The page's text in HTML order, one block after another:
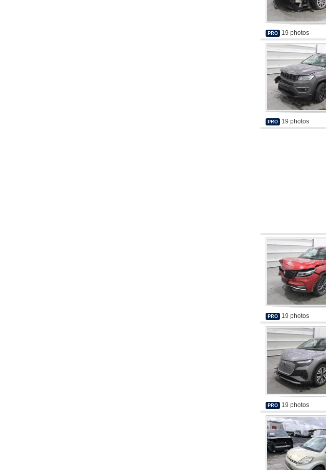
PRO 19 photos
PRO 19 photos
PRO 19 photos
PRO 19 photos